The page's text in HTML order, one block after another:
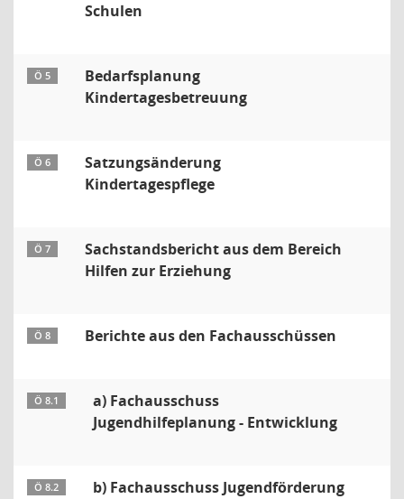
Schulen
Ö 5
Bedarfsplanung
Kindertagesbetreuung
Ö 6
Satzungsänderung
Kindertagespflege
Ö 7
Sachstandsbericht aus dem Bereich
Hilfen zur Erziehung
Ö 8 Berichte aus den Fachausschüssen
Ö 8.1
a) Fachausschuss
Jugendhilfeplanung - Entwicklung
Ö 8.2 b) Fachausschuss Jugendförderung